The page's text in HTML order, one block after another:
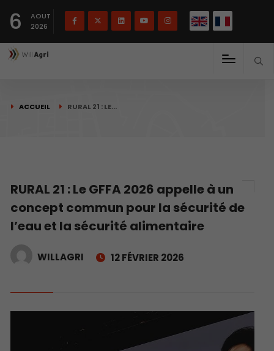
6
AOUT
2026
ACCUEIL RURAL 21 : LE…
RURAL 21 : Le GFFA 2026 appelle à un
concept commun pour la sécurité de
l’eau et la sécurité alimentaire
WILLAGRI 12 FÉVRIER 2026
Français English(English)